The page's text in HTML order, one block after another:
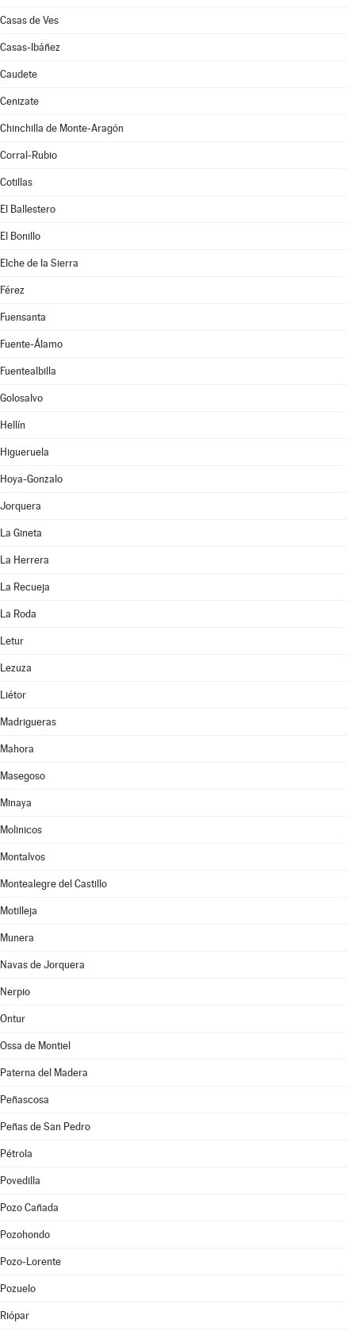
Casas de Ves
Casas-Ibáñez
Caudete
Cenizate
Chinchilla de Monte-Aragón
Corral-Rubio
Cotillas
El Ballestero
El Bonillo
Elche de la Sierra
Férez
Fuensanta
Fuente-Álamo
Fuentealbilla
Golosalvo
Hellín
Higueruela
Hoya-Gonzalo
Jorquera
La Gineta
La Herrera
La Recueja
La Roda
Letur
Lezuza
Liétor
Madrigueras
Mahora
Masegoso
Minaya
Molinicos
Montalvos
Montealegre del Castillo
Motilleja
Munera
Navas de Jorquera
Nerpio
Ontur
Ossa de Montiel
Paterna del Madera
Peñascosa
Peñas de San Pedro
Pétrola
Povedilla
Pozo Cañada
Pozohondo
Pozo-Lorente
Pozuelo
Riópar